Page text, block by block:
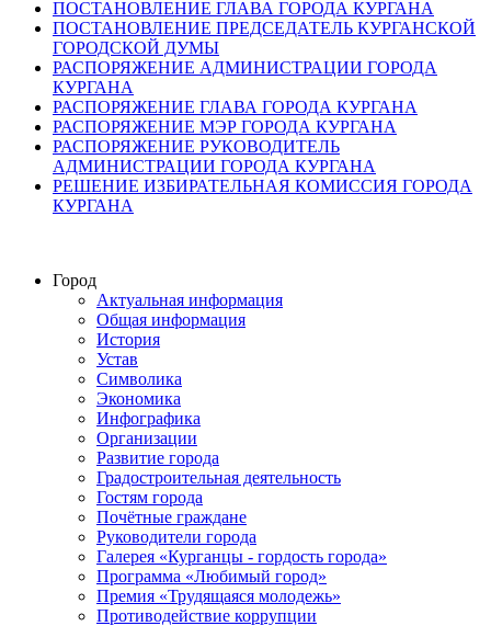
ПОСТАНОВЛЕНИЕ ГЛАВА ГОРОДА КУРГАНА
ПОСТАНОВЛЕНИЕ ПРЕДСЕДАТЕЛЬ КУРГАНСКОЙ
ГОРОДСКОЙ ДУМЫ
РАСПОРЯЖЕНИЕ АДМИНИСТРАЦИИ ГОРОДА
КУРГАНА
РАСПОРЯЖЕНИЕ ГЛАВА ГОРОДА КУРГАНА
РАСПОРЯЖЕНИЕ МЭР ГОРОДА КУРГАНА
РАСПОРЯЖЕНИЕ РУКОВОДИТЕЛЬ
АДМИНИСТРАЦИИ ГОРОДА КУРГАНА
РЕШЕНИЕ ИЗБИРАТЕЛЬНАЯ КОМИССИЯ ГОРОДА
КУРГАНА
Город
Актуальная информация
Общая информация
История
Устав
Символика
Экономика
Инфографика
Организации
Развитие города
Градостроительная деятельность
Гостям города
Почётные граждане
Руководители города
Галерея «Курганцы - гордость города»
Программа «Любимый город»
Премия «Трудящаяся молодежь»
Противодействие коррупции